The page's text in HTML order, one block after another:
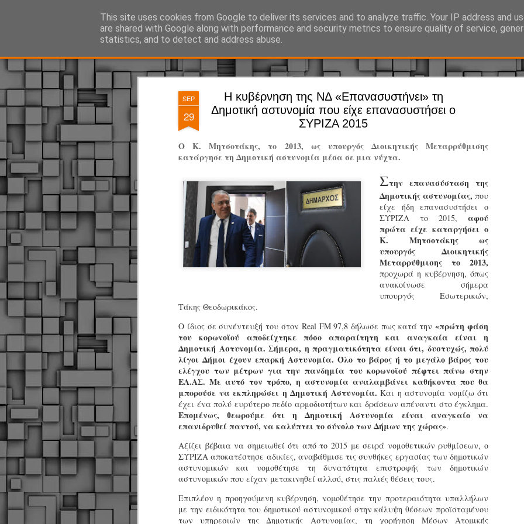
SEP
29
H κυβέρνηση της ΝΔ «Επανασυστήνει» τη
Δημοτική αστυνομία που είχε επανασυστήσει ο
ΣΥΡΙΖΑ 2015
Ο Κ. Μητσοτάκης, το 2013, ως υπουργός Διοικητικής Μεταρρύθμισης
κατάργησε τη Δημοτική αστυνομία μέσα σε μια νύχτα.
Στην επανασύσταση της
Δημοτικής αστυνομίας, που
είχε ήδη επανασυστήσει ο
ΣΥΡΙΖΑ το 2015, αφού
πρώτα είχε καταργήσει ο
Κ. Μητσοτάκης ως
υπουργός Διοικητικής
Μεταρρύθμισης το 2013,
προχωρά η κυβέρνηση, όπως
ανακοίνωσε σήμερα
υπουργός Εσωτερικών,
Τάκης Θεοδωρικάκος.
Ο ίδιος σε συνέντευξή του στον Real FM 97,8 δήλωσε πως κατά την«πρώτη φάση
του κορωνοϊού αποδείχτηκε πόσο απαραίτητη και αναγκαία είναι η
Δημοτική Αστυνομία. Σήμερα, η πραγματικότητα είναι ότι, δυστυχώς, πολύ
λίγοι Δήμοι έχουν επαρκή Αστυνομία. Όλο το βάρος ή το μεγάλο βάρος του
ελέγχου των μέτρων για την πανδημία του κορωνοϊού πέφτει πάνω στην
ΕΛ.ΑΣ. Με αυτό τον τρόπο, η αστυνομία αναλαμβάνει καθήκοντα που θα
μπορούσε να εκπληρώσει η Δημοτική Αστυνομία. Και η αστυνομία νομίζω ότι
έχει ένα πολύ ευρύτερο πεδίο αρμοδιοτήτων και δράσεων απέναντι στο έγκλημα.
Επομένως, θεωρούμε ότι η Δημοτική Αστυνομία είναι αναγκαίο να
επανιδρυθεί παντού, να καλύπτει το σύνολο των Δήμων της χώρας».
Αξίζει βέβαια να σημειωθεί ότι από το 2015 με σειρά νομοθετικών ρυθμίσεων, ο
ΣΥΡΙΖΑ αποκατέστησε αδικίες, αναβάθμισε τις συνθήκες εργασίας των δημοτικών
αστυνομικών και νομοθέτησε τη δυνατότητα επιστροφής των δημοτικών
αστυνομικών που είχαν μετακινηθεί αλλού, στις παλιές θέσεις τους.
Επιπλέον η προηγούμενη κυβέρνηση, νομοθέτησε την προτεραιότητα υπαλλήλων
με την ειδικότητα του δημοτικού αστυνομικού στην κάλυψη θέσεων προϊσταμένου
των υπηρεσιών της Δημοτικής Αστυνομίας, τη χορήγηση Μέσων Ατομικής
This site uses cookies from Google to deliver its services and to analyze traffic. Your IP address and
are shared with Google along with performance and security metrics to ensure quality of service,
statistics, and to detect and address abuse.
ΔΗΜΟΤΙΚΗ ΑΣΤΥΝΟΜΙΑ, τα νέα! Ό, τι συμβαίνει γύρω από τη Δημοτική Αστυνομία, την τοπική
JUL
Η Δημοτική Αστυνομία
καθώς από την 1η
επιχειρησιακή
παρουσία του Δήμου
χώρους.
Η νέα υπηρεσία θα
εκπαιδευμένους
ήδη ολοκληρώσει την
είναι έτοιμοι να
ολοκαίνουργια
τις περιπολίες και τις
στελεχών της υπηρεσίας.
JUN
Δήμος Κοζάνης :
Αναμνηστικά
JUN
Απολογισμός των
ελέγχων σε ιδιοκτήτες
JUN
Δημοτική Αστυνομία
Θεσσαλονίκης: Ένταση